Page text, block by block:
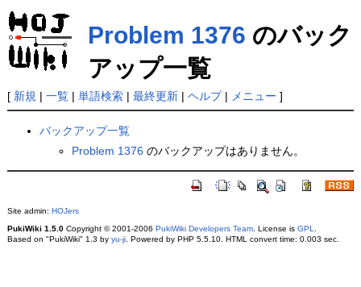
Problem 1376 のバック
アップ一覧
[ 新規 | 一覧| 単語検索| 最終更新| ヘルプ| メニュー ]
バックアップ一覧
Problem 1376 のバックアップはありません。
Site admin: HOJers
PukiWiki 1.5.0Copyright © 2001-2006 PukiWiki Developers Team. License is GPL
Based on "PukiWiki" 1.3 by yu-ji. Powered by PHP 5.5.10. HTML convert time: 0.003 sec.